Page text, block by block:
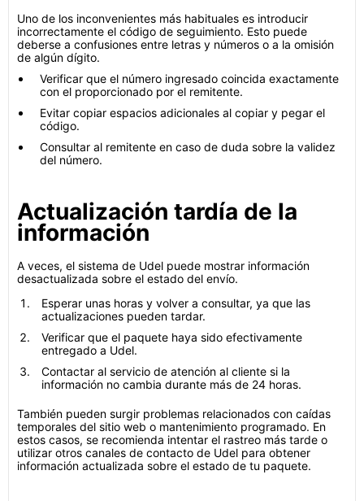
Uno de los inconvenientes más habituales es introducir
incorrectamente el código de seguimiento. Esto puede
deberse a confusiones entre letras y números o a la omisión
de algún dígito.
Verificar que el número ingresado coincida exactamente
con el proporcionado por el remitente.
Evitar copiar espacios adicionales al copiar y pegar el
código.
Consultar al remitente en caso de duda sobre la validez
del número.
Actualización tardía de la
información
A veces, el sistema de Udel puede mostrar información
desactualizada sobre el estado del envío.
Esperar unas horas y volver a consultar, ya que las
actualizaciones pueden tardar.
Verificar que el paquete haya sido efectivamente
entregado a Udel.
Contactar al servicio de atención al cliente si la
información no cambia durante más de 24 horas.
También pueden surgir problemas relacionados con caídas
temporales del sitio web o mantenimiento programado. En
estos casos, se recomienda intentar el rastreo más tarde o
utilizar otros canales de contacto de Udel para obtener
información actualizada sobre el estado de tu paquete.